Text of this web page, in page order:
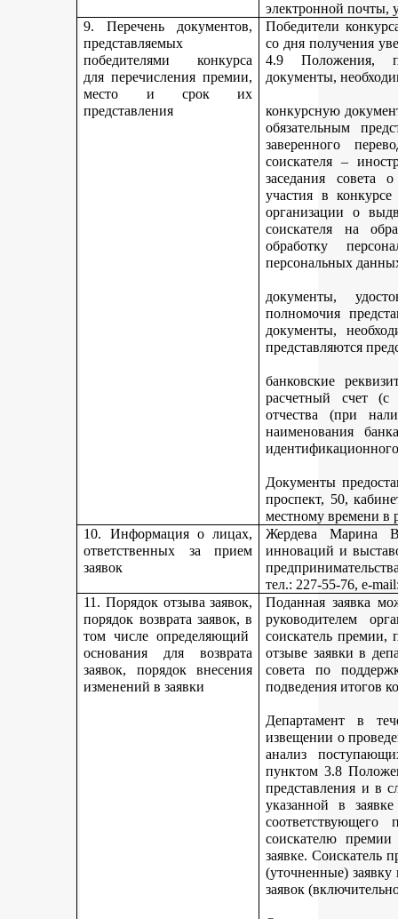
электронной почты,
9. Перечень документов,
представляемых
победителями конкурса
для перечисления премии,
место и срок их
представления
Победители
со дня получения
4.9 Положения,
документы,
конкурсную
обязательным
заверенного
соискателя –
заседания совета
участия в
организации о
соискателя на
обработку
персональных
документы,
полномочия
документы,
представляются
банковские
расчетный счет (с
отчества (при
наименования
Документы
проспект, 50,
местному времени в
10. Информация о лицах,
ответственных за прием
заявок
Жердева Марина
инноваций и
тел.: 227-55-76, e-
11. Порядок отзыва заявок,
порядок возврата заявок, в
том числе определяющий
основания для возврата
заявок, порядок внесения
изменений в заявки
Поданная заявка
руководителем
соискатель премии,
отзыве заявки в
совета по
подведения итогов
Департамент в
извещении о
анализ
пунктом 3.8
представления и в
указанной в
соответствующего
соискателю
заявке. Соискатель
(уточненные)
заявок